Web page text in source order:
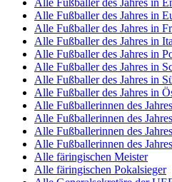
Alle Fußballer des Jahres in
Alle Fußballer des Jahres in
Alle Fußballer des Jahres in
Alle Fußballer des Jahres in
Alle Fußballer des Jahres in
Alle Fußballer des Jahres in
Alle Fußballer des Jahres in
Alle Fußballerinnen des
Alle Fußballerinnen des
Alle Fußballerinnen des
Alle Fußballerinnen des
Alle färingischen Meister
Alle färingischen Pokalsieger